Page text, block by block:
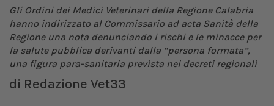
Gli Ordini dei Medici Veterinari della Regione Calabria
hanno indirizzato al Commissario ad acta Sanità della
Regione una nota denunciando i rischi e le minacce per
la salute pubblica derivanti dalla “persona formata”,
una figura para-sanitaria prevista nei decreti regionali
di Redazione Vet33